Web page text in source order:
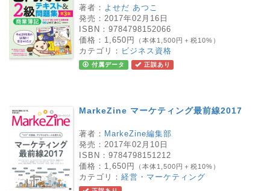
著者： よせだ あつこ
発売： 2017年02月16日
ISBN： 9784798152066
価格： 1,650円 （本体1,500円＋税10%）
カテゴリ： ビジネス資格
付属データ 正誤あり
MarkeZine マーケティング最前線2017
著者： MarkeZine編集部
発売： 2017年02月10日
ISBN： 9784798151212
価格： 1,650円 （本体1,500円＋税10%）
カテゴリ： 経営・マーケティング